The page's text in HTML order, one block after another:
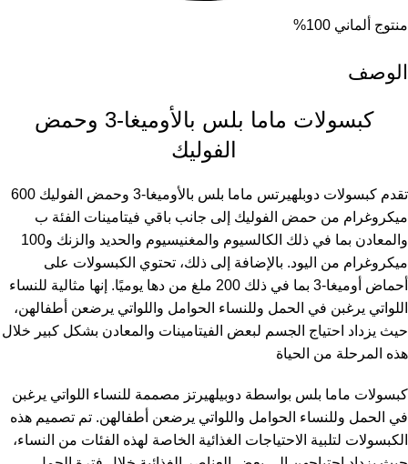
منتوج ألماني 100%
الوصف
كبسولات ماما بلس بالأوميغا-3 وحمض
الفوليك
تقدم كبسولات دوبلهيرتس ماما بلس بالأوميغا-3 وحمض الفوليك 600
ميكروغرام من حمض الفوليك إلى جانب باقي فيتامينات الفئة ب
والمعادن بما في ذلك الكالسيوم والمغنيسيوم والحديد والزنك و100
ميكروغرام من اليود. بالإضافة إلى ذلك، تحتوي الكبسولات على
أحماض أوميغا-3 بما في ذلك 200 ملغ من دها يوميًا. إنها مثالية للنساء
اللواتي يرغبن في الحمل وللنساء الحوامل واللواتي يرضعن أطفالهن،
حيث يزداد احتياج الجسم لبعض الفيتامينات والمعادن بشكل كبير خلال
هذه المرحلة من الحياة
كبسولات ماما بلس بواسطة دوبيلهيرتز مصممة للنساء اللواتي يرغبن
في الحمل وللنساء الحوامل واللواتي يرضعن أطفالهن. تم تصميم هذه
الكبسولات لتلبية الاحتياجات الغذائية الخاصة لهذه الفئات من النساء،